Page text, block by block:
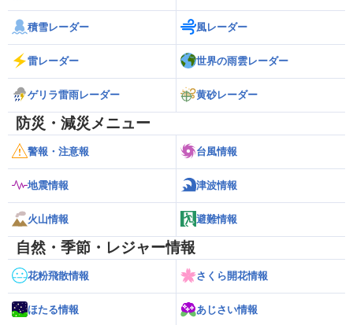
積雪レーダー 風レーダー
雷レーダー 世界の雨雲レーダー
ゲリラ雷雨レーダー 黄砂レーダー
防災・減災メニュー
警報・注意報 台風情報
地震情報 津波情報
火山情報 避難情報
自然・季節・レジャー情報
花粉飛散情報 さくら開花情報
ほたる情報 あじさい情報